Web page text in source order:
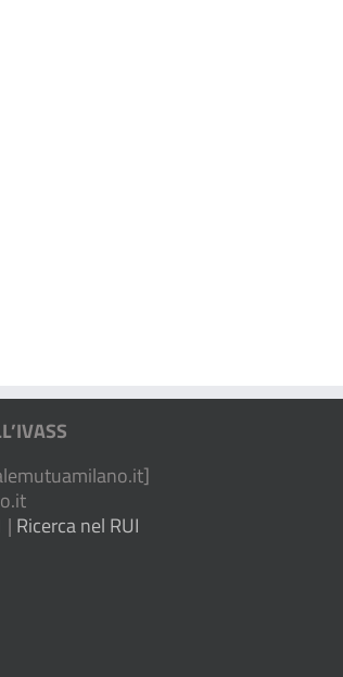
]
| Ricerca nel RUI